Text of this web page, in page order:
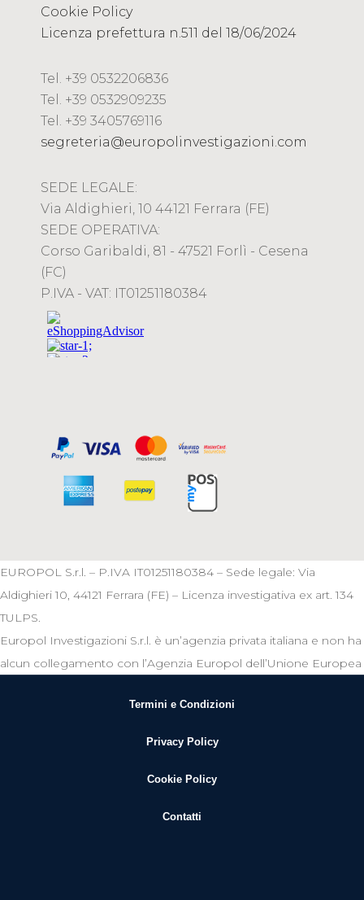
Cookie Policy
Licenza prefettura n.511 del 18/06/2024
Tel. +39 0532206836
Tel. +39 0532909235
Tel. +39 3405769116
segreteria@europolinvestigazioni.com
SEDE LEGALE:
Via Aldighieri, 10 44121 Ferrara (FE)
SEDE OPERATIVA:
Corso Garibaldi, 81 - 47521 Forlì - Cesena
(FC)
P.IVA - VAT: IT01251180384
EUROPOL S.r.l. – P.IVA IT01251180384 – Sede legale: Via
Aldighieri 10, 44121 Ferrara (FE) – Licenza investigativa ex art. 134
TULPS.
Europol Investigazioni S.r.l. è un’agenzia privata italiana e non ha
alcun collegamento con l’Agenzia Europol dell’Unione Europea
Termini e Condizioni
Privacy Policy
Cookie Policy
Contatti